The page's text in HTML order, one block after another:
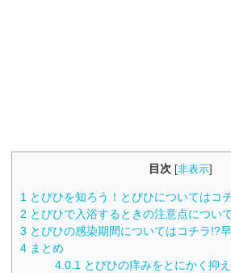
目次 [非表示]
1 とびひを知ろう！とびひについてはコ
2 とびひで入浴するときの注意点につい
3 とびひの感染期間についてはコチラ!?
4 まとめ
4.0.1 とびひの痒みをとにかく抑